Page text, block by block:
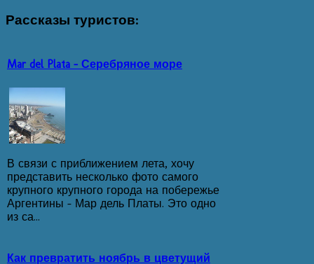
Рассказы туристов:
Mar del Plata - Серебряное море
В связи с приближением лета, хочу
представить несколько фото самого
крупного крупного города на побережье
Аргентины - Мар дель Платы. Это одно
из са...
Как превратить ноябрь в цветущий